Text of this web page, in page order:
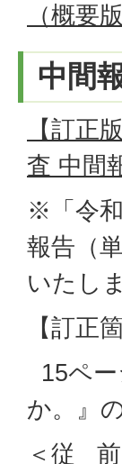
（概要
中間
【訂正
査 中間
※「令
報告（
いたし
【訂正
15ペ
か。』
＜従